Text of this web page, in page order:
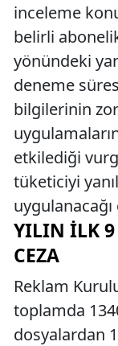
inceleme
belirli
yönündeki
deneme
bilgilerinin
etkilediği
tüketiciyi
YILIN İLK 9
CEZA
Reklam
toplamda
dosyalardan